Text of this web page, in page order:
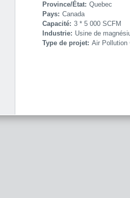
Province/État: Quebec
Pays: Canada
Capacité: 3 * 5 000 SCFM
Industrie: Usine de
Type de projet: Air Pollution